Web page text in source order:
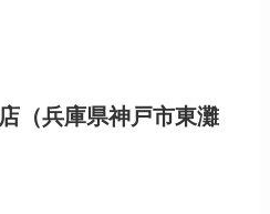
（兵庫県神戸市東灘